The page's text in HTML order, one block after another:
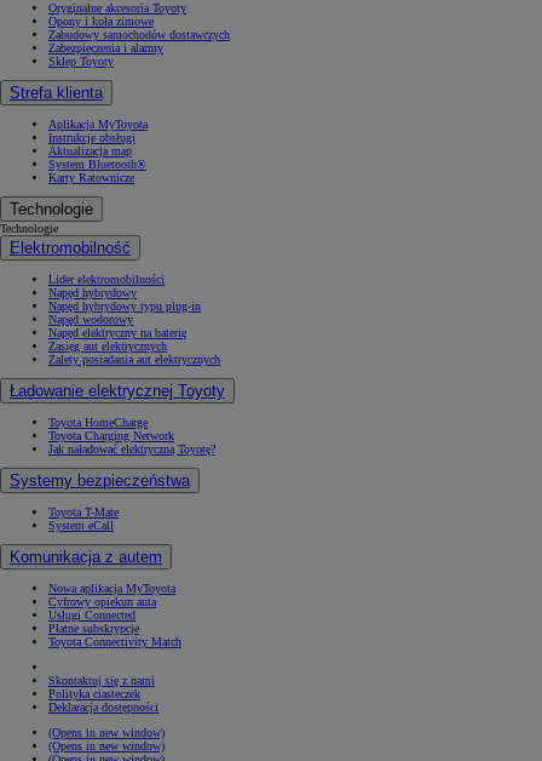
Oryginalne akcesoria Toyoty
Opony i koła zimowe
Zabudowy samochodów dostawczych
Zabezpieczenia i alarmy
Sklep Toyoty
Strefa klienta
Aplikacja MyToyota
Instrukcje obsługi
Aktualizacja map
System Bluetooth®
Karty Ratownicze
Technologie
Technologie
Elektromobilność
Lider elektromobilności
Napęd hybrydowy
Napęd hybrydowy typu plug-in
Napęd wodorowy
Napęd elektryczny na baterię
Zasięg aut elektrycznych
Zalety posiadania aut elektrycznych
Ładowanie elektrycznej Toyoty
Toyota HomeCharge
Toyota Charging Network
Jak naładować elektryczną Toyotę?
Systemy bezpieczeństwa
Toyota T-Mate
System eCall
Komunikacja z autem
Nowa aplikacja MyToyota
Cyfrowy opiekun auta
Usługi Connected
Płatne subskrypcje
Toyota Connectivity Match
Skontaktuj się z nami
Polityka ciasteczek
Deklaracja dostępności
(Opens in new window)
(Opens in new window)